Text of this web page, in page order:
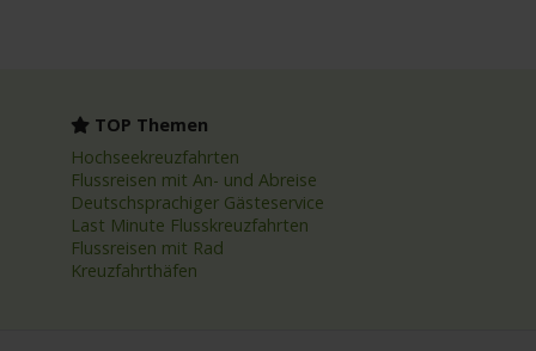
TOP Themen
Hochseekreuzfahrten
Flussreisen mit An- und Abreise
Deutschsprachiger Gästeservice
Last Minute Flusskreuzfahrten
Flussreisen mit Rad
Kreuzfahrthäfen